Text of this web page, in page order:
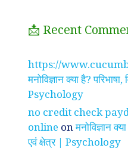
झाँसी की रानी के रहस्मयी
📩 Recent
https://
मनोविज्ञान क्या है?
Psychology
no credit check
online onमनोविज्ञान
एवं क्षेत्र | Psychology